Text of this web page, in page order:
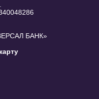
БАНК»